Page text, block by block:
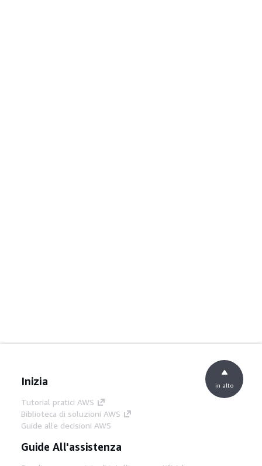
Inizia
Tutorial pratici AWS
Biblioteca di soluzioni AWS
Guide alle decisioni AWS
Guide All'assistenza
in alto